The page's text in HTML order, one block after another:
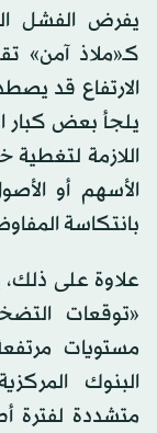
يفرض الفشل
كـ«ملاذ آمن»
الارتفاع قد
يلجأ بعض كبار
اللازمة
الأسهم أو
بانتكاسة
علاوة على ذلك،
«توقعات
مستويات
البنوك
متشددة لفترة